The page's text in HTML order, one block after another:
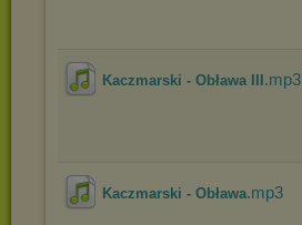
Kaczmarski - Obława III .mp3
Kaczmarski - Obława.mp3